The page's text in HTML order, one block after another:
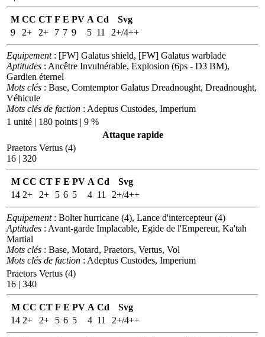
M CC CT F E PV A Cd
Svg
9
2+ 2+ 7 7 9 5 11 2+/4++
Equipement: [FW] Galatus shield, [FW] Galatus warblade
Aptitudes : Ancêtre Invulnérable, Explosion (6ps - D3 BM),
Gardien éternel
Mots clés : Base, Comtemptor Galatus Dreadnought, Dreadnought,
Véhicule
Mots clés de faction : Adeptus Custodes, Imperium
1 unité | 180 points | 9 %
Attaque rapide
Praetors Vertus (4)
16 | 320
M CC CT F E PV A Cd
Svg
14 2+ 2+ 5 6 5 4 11 2+/4++
Equipement: Bolter hurricane (4), Lance d'intercepteur (4)
Aptitudes : Avant-garde Implacable, Egide de l'Empereur, Ka'tah
Martial
Mots clés : Base, Motard, Praetors, Vertus, Vol
Mots clés de faction : Adeptus Custodes, Imperium
Praetors Vertus (4)
16 | 340
M CC CT F E PV A Cd
Svg
14 2+ 2+ 5 6 5 4 11 2+/4++